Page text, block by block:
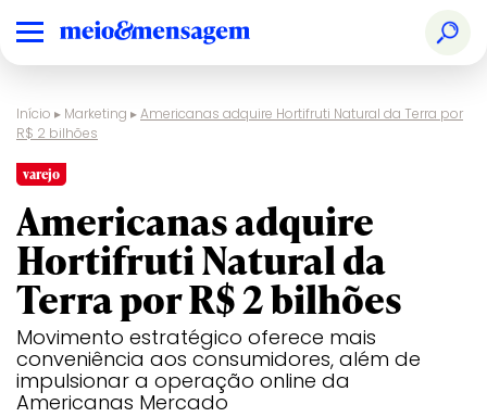
Início ▸ Marketing ▸Americanas adquire Hortifruti Natural da Terra por
R$ 2 bilhões
varejo
Americanas adquire
Hortifruti Natural da
Terra por R$ 2 bilhões
Movimento estratégico oferece mais
conveniência aos consumidores, além de
impulsionar a operação online da
Americanas Mercado